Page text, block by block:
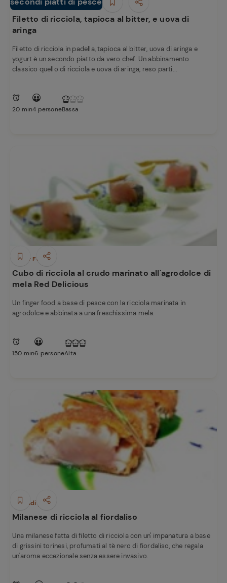
Secondi piatti
Filetto di ricciola, tapioca al bitter, e uova di
aringa
Filetto di ricciola in padella, tapioca al bitter, uova di aringa e
yogurt è un secondo piatto da vero chef. Un abbinamento
classico quello di ricciola e uova di aringa, reso parti...
20 min4 personeBassa
Finger Food
Cubo di ricciola al crudo marinato all'agrodolce di
mela Red Delicious
Un finger food a base di pesce con la ricciola marinata in
agrodolce e abbinata a una freschissima mela.
150 min6 personeAlta
Secondi piatti
Milanese di ricciola al fiordaliso
Una milanese fatta di filetto di ricciola con un' impanatura a base
di grissini torinesi, profumati al tè nero di fiordaliso, che regala
un'aroma eccezionale senza essere invasivo.